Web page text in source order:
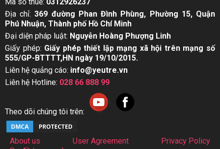
Địa chỉ:369 đường Phan Đình Phùng, Phường 15, Quận
Phú Nhuận, Thành phố Hồ Chí Minh
Đại diện pháp luật: Nguyễn Hoàng Phượng Linh
Giấy phép: Giấy phép thiết lập mạng xã hội trên mạng số
555/GP-BTTTT,HN ngày 19/10/2015.
Liên hệ quảng cáo: info@yeutre.vn
Liên hệ Hotline: 028 66 888 99
Theo dõi chúng tôi trên:
About us User Agreement
Privacy Policy